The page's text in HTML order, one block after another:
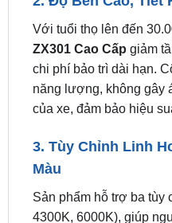
ZX301 Cao Cấpgiảm
chi phí bảo trì dài hạn.
năng lượng, không gây
của xe, đảm bảo hiệu
3. Tùy Chỉnh Linh
Sản phẩm hỗ trợ ba tùy
4300K, 6000K), giúp
chỉnh ánh sáng phù
dụng. Ánh sáng vàng